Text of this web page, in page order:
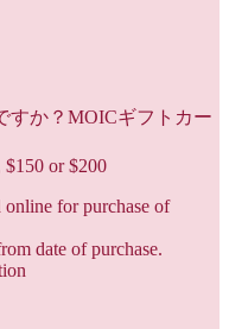
すか？MOICギフトカー
or $200
for purchase of
date of purchase.